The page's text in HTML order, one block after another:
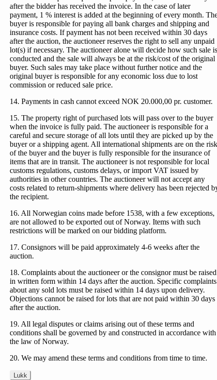
after the bidder has received the invoice. In the case of later
payment, 1 % interest is added at the beginning of every month.
buyer is responsible for paying all bank charges and shipping and
insurance costs. If payment has not been received within 30 days
after the auction, the auctioneer reserves the right to sell any unpaid
lot(s) if necessary. The auctioneer alone will decide how such sale is
conducted and the sale will always be at the risk/cost of the original
buyer. Such sales may take place without further notice and the
original buyer is responsible for any economic loss due to lost
commission or reduced sale price.
14. Payments in cash cannot exceed NOK 20.000,00 pr. customer.
15. The property right of purchased lots will pass over to the buyer
when the invoice is fully paid. The auctioneer is responsible for a
careful and secure storage of all lots until they are picked up by the
buyer or a shipping agent. All international shipments are on the risk
of the buyer and the buyer is fully responsible for the insurance of
items that are in transit. The auctioneer is not responsible for local
customs regulations, customs delays, or import VAT issued by
authorities in other countries. The auctioneer will not accept any
costs related to return-shipments where delivery has been rejected
the recipient.
16. All Norwegian coins made before 1538, with a few exceptions,
are not allowed to be exported out of Norway. Items with such
restrictions will be marked on our bidding platform.
17. Consignors will be paid approximately 4-6 weeks after the
auction.
18. Complaints about the auctioneer or the consignor must be raised
in written form within 14 days after the auction. Specific complaints
about any sold lots must be raised within 14 days upon delivery.
Objections cannot be raised for lots that are not paid within 30 days
after the auction.
19. All legal disputes or claims arising out of these terms and
conditions shall be governed by and constructed in accordance with
the law of Norway.
20. We may amend these terms and conditions from time to time.
Lukk